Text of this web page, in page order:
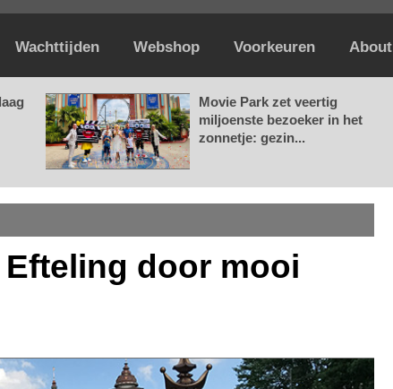
Wachttijden Webshop Voorkeuren About
Movie Park zet veertig
miljoenste bezoeker in het
zonnetje: gezin...
door mooi